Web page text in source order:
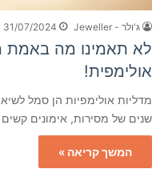
ג'ולר - Jeweller 31/07/2024
לא תאמינו מה באמת
אולימפית!
מדליות אולימפיות הן סמל
שנים של מסירות, אימונים
המשך קריאה »